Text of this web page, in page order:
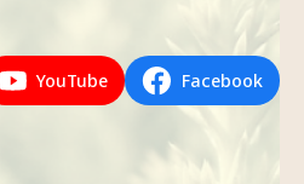
YouTube Facebook